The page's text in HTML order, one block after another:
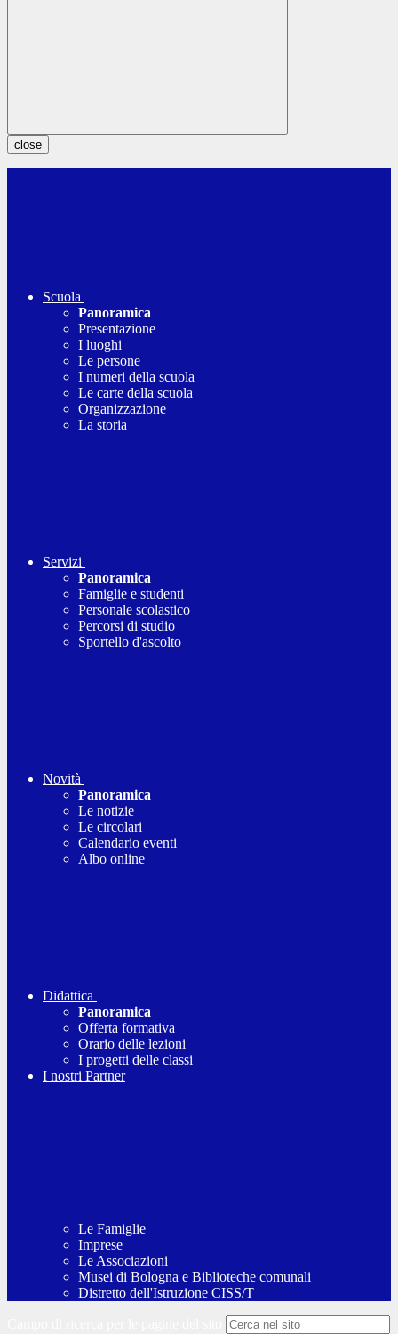
close
Scuola
Panoramica
Presentazione
I luoghi
Le persone
I numeri della scuola
Le carte della scuola
Organizzazione
La storia
Servizi
Panoramica
Famiglie e studenti
Personale scolastico
Percorsi di studio
Sportello d'ascolto
Novità
Panoramica
Le notizie
Le circolari
Calendario eventi
Albo online
Didattica
Panoramica
Offerta formativa
Orario delle lezioni
I progetti delle classi
I nostri Partner
Le Famiglie
Imprese
Le Associazioni
Musei di Bologna e Biblioteche comunali
Distretto dell'Istruzione CISS/T